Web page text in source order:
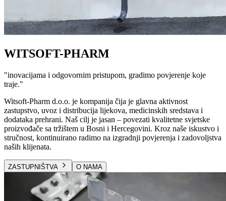
WITSOFT-PHARM
"inovacijama i odgovornim pristupom, gradimo povjerenje koje
traje."
Witsoft-Pharm d.o.o. je kompanija čija je glavna aktivnost
zastupstvo, uvoz i distribucija lijekova, medicinskih sredstava i
dodataka prehrani. Naš cilj je jasan – povezati kvalitetne svjetske
proizvođače sa tržištem u Bosni i Hercegovini. Kroz naše iskustvo i
stručnost, kontinuirano radimo na izgradnji povjerenja i zadovoljstva
naših klijenata.
ZASTUPNIŠTVA O NAMA